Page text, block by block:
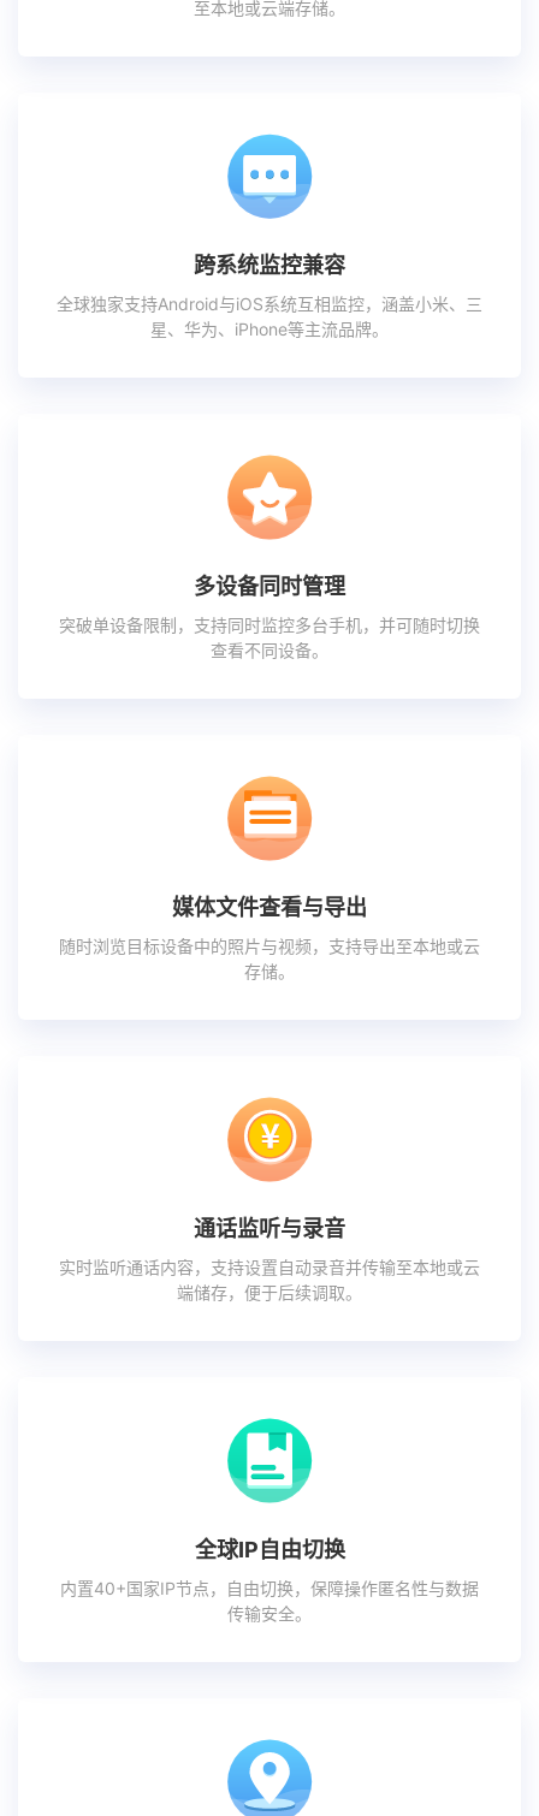
至本地或云端存储。
跨系统监控兼容
全球独家支持Android与iOS系统互相监控，涵盖小米、三
星、华为、iPhone等主流品牌。
多设备同时管理
突破单设备限制，支持同时监控多台手机，并可随时切换
查看不同设备。
媒体文件查看与导出
随时浏览目标设备中的照片与视频，支持导出至本地或云
存储。
通话监听与录音
实时监听通话内容，支持设置自动录音并传输至本地或云
端储存，便于后续调取。
全球IP自由切换
内置40+国家IP节点，自由切换，保障操作匿名性与数据
传输安全。